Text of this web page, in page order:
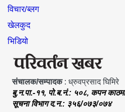
विचार/ब्लग
खेलकुद
भिडियो
संचालक/सम्पादक: ध्रुवप्रसाद घिमिरे
बु.न.पा.-११, पो.ब.नं.: ५०८, कपन
सूचना विभाग द.न.: ३५६/०७३/०७४